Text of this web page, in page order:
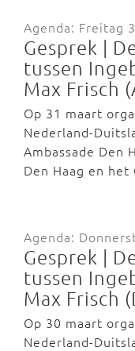
Agenda: Freitag
Gesprek |
tussen
Max Frisch
Op 31 maart
Nederland-
Ambassade Den
Den Haag en
Agenda:
Gesprek |
tussen
Max Frisch
Op 30 maart
Nederland-